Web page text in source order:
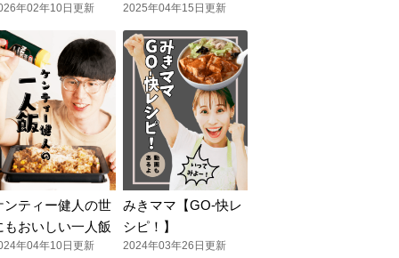
年02年10日更新 2025年04年15日更新
ンティー健人の世
もおいしい一人飯
年04年10日更新
みきママ【GO-快レ
シピ！】
2024年03年26日更新